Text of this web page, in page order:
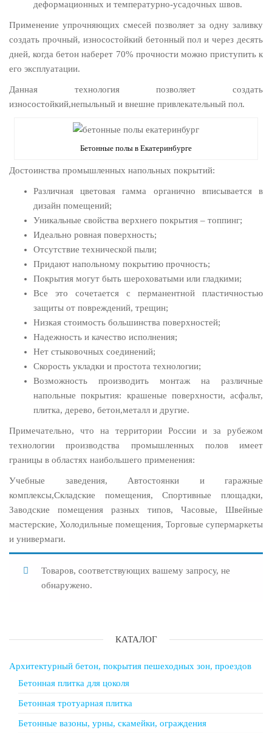
деформационных и температурно-усадочных швов.
Применение упрочняющих смесей позволяет за одну заливку
создать прочный, износостойкий бетонный пол и через десять
дней, когда бетон наберет 70% прочности можно приступить к
его эксплуатации.
Данная технология позволяет создать
износостойкий,непыльный и внешне привлекательный пол.
Бетонные полы в Екатеринбурге
Достоинства промышленных напольных покрытий:
Различная цветовая гамма органично вписывается в
дизайн помещений;
Уникальные свойства верхнего покрытия – топпинг;
Идеально ровная поверхность;
Отсутствие технической пыли;
Придают напольному покрытию прочность;
Покрытия могут быть шероховатыми или гладкими;
Все это сочетается с перманентной пластичностью
защиты от повреждений, трещин;
Низкая стоимость большинства поверхностей;
Надежность и качество исполнения;
Нет стыковочных соединений;
Скорость укладки и простота технологии;
Возможность производить монтаж на различные
напольные покрытия: крашеные поверхности, асфальт,
плитка, дерево, бетон,металл и другие.
Примечательно, что на территории России и за рубежом
технологии производства промышленных полов имеет
границы в областях наибольшего применения:
Учебные заведения, Автостоянки и гаражные
комплексы,Складские помещения, Спортивные площадки,
Заводские помещения разных типов, Часовые, Швейные
мастерские, Холодильные помещения, Торговые супермаркеты
и универмаги.
Товаров, соответствующих вашему запросу, не
обнаружено.
КАТАЛОГ
Архитектурный бетон, покрытия пешеходных зон, проездов
Бетонная плитка для цоколя
Бетонная тротуарная плитка
Бетонные вазоны, урны, скамейки, ограждения